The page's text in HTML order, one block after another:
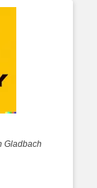
Gladbach